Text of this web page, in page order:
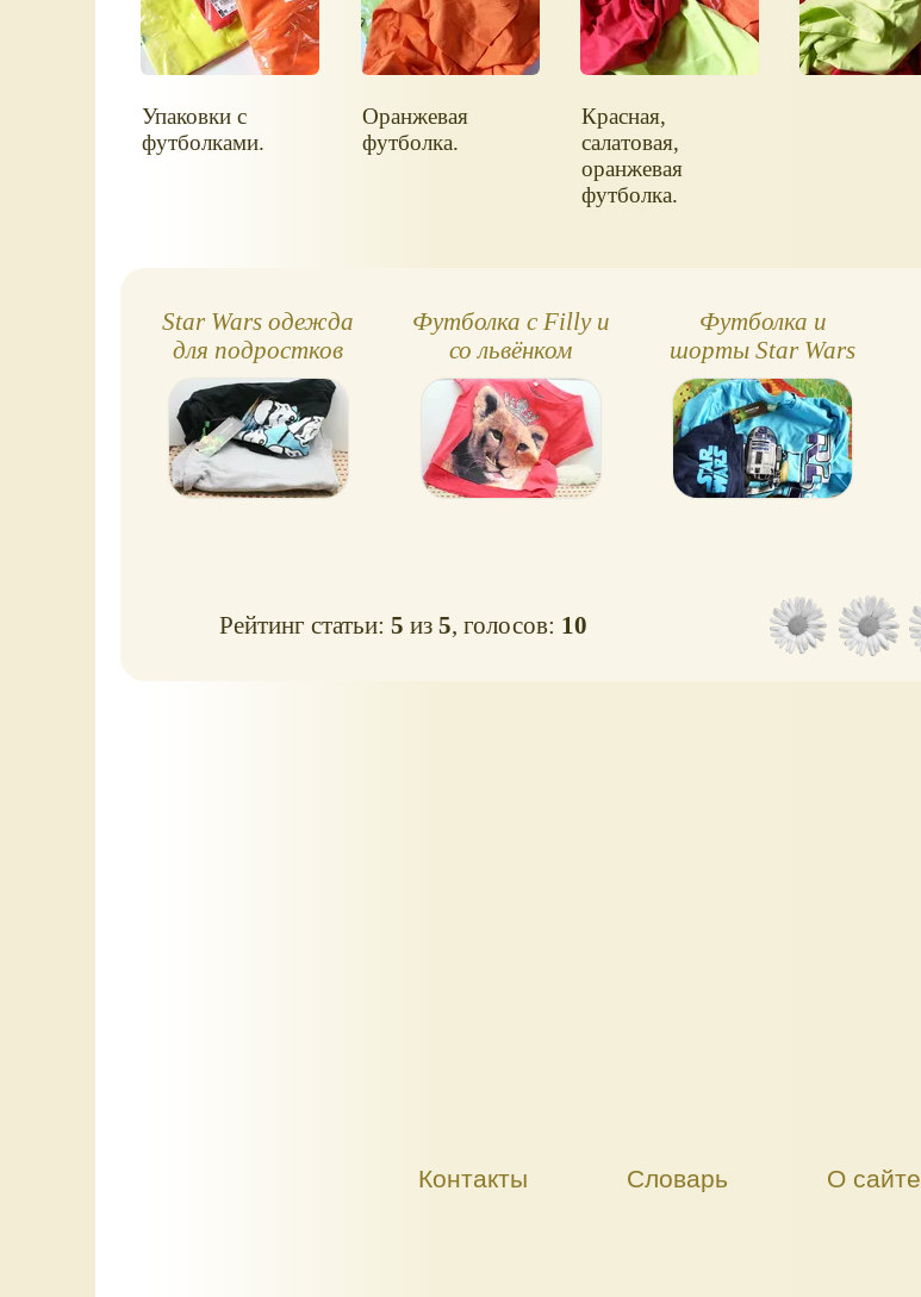
Упаковки с
футболками.
Оранжевая
футболка.
Красная,
салатовая,
оранжевая
футболка.
Star Wars одежда
для подростков
Футболка с Filly и
со львёнком
Футболка и
шорты Star Wars
Рейтинг статьи:5 из5, голосов: 10
Контакты Словарь О сайте